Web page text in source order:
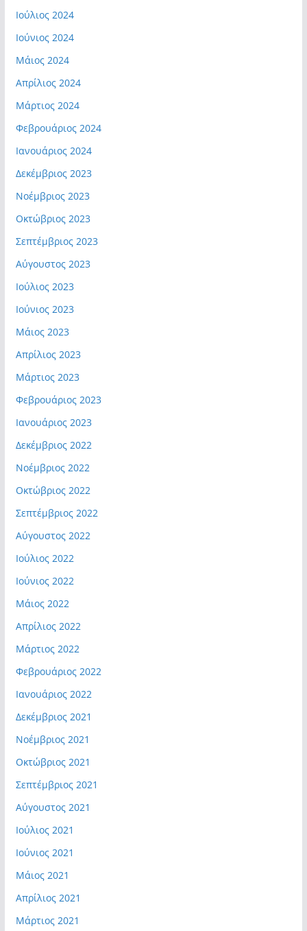
Ιούλιος 2024
Ιούνιος 2024
Μάιος 2024
Απρίλιος 2024
Μάρτιος 2024
Φεβρουάριος 2024
Ιανουάριος 2024
Δεκέμβριος 2023
Νοέμβριος 2023
Οκτώβριος 2023
Σεπτέμβριος 2023
Αύγουστος 2023
Ιούλιος 2023
Ιούνιος 2023
Μάιος 2023
Απρίλιος 2023
Μάρτιος 2023
Φεβρουάριος 2023
Ιανουάριος 2023
Δεκέμβριος 2022
Νοέμβριος 2022
Οκτώβριος 2022
Σεπτέμβριος 2022
Αύγουστος 2022
Ιούλιος 2022
Ιούνιος 2022
Μάιος 2022
Απρίλιος 2022
Μάρτιος 2022
Φεβρουάριος 2022
Ιανουάριος 2022
Δεκέμβριος 2021
Νοέμβριος 2021
Οκτώβριος 2021
Σεπτέμβριος 2021
Αύγουστος 2021
Ιούλιος 2021
Ιούνιος 2021
Μάιος 2021
Απρίλιος 2021
Μάρτιος 2021